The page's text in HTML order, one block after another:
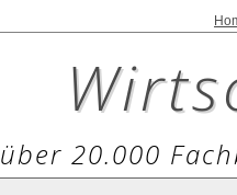
über 20.000